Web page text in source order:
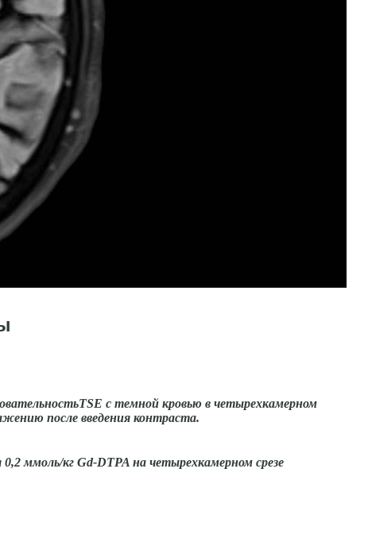
с темной кровью в четырехкамерном
после введения контраста.
ммоль/кг Gd-DTPA на четырехкамерном срезе